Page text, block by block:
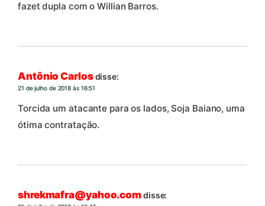
fazet dupla com o Willian Barros.
Antônio Carlosdisse:
21 de julho de 2018 às 16:51
Torcida um atacante para os lados, Soja Baiano, uma
ótima contratação.
shrekmafra@yahoo.comdisse: